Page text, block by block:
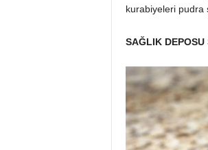
kurabiyeleri pudra
SAĞLIK DEPOSU